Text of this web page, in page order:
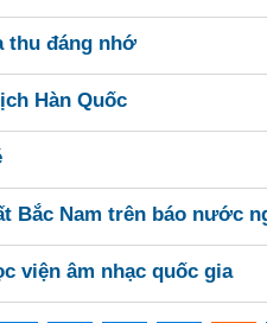
thu đáng nhớ
Hàn Quốc
Bắc Nam trên báo nước
viện âm nhạc quốc gia